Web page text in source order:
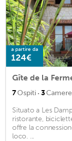
a partire da
124€
Gîte de la
7Ospiti · 3Camere
Situato a Les
ristorante,
offre la
loco. ...